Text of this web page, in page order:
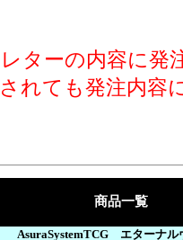
ターの内容に発
れても発注内容
商品一覧
AsuraSystemTCG エターナル